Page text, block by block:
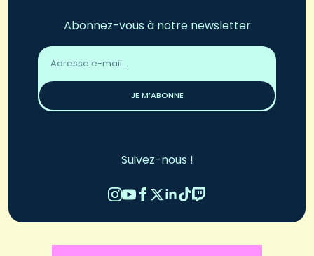
Abonnez-vous à notre newsletter
Adresse
email
JE M’ABONNE
Suivez-nous !